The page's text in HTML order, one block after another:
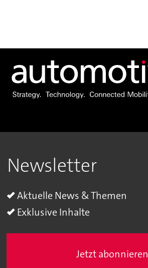
Newsletter
Aktuelle News & Themen
Exklusive Inhalte
Jetzt abonnieren